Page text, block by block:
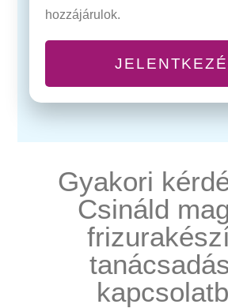
hozzájárulok.
Gyakori
Csináld